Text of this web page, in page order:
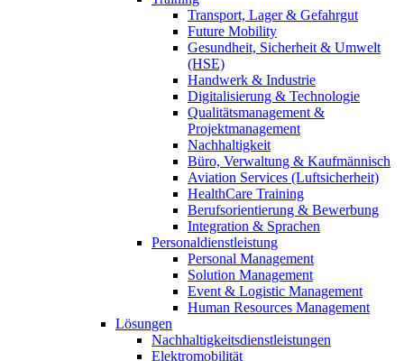
Transport, Lager & Gefahrgut
Future Mobility
Gesundheit, Sicherheit & Umwelt
(HSE)
Handwerk & Industrie
Digitalisierung & Technologie
Qualitätsmanagement &
Projektmanagement
Nachhaltigkeit
Büro, Verwaltung & Kaufmännisch
Aviation Services (Luftsicherheit)
HealthCare Training
Berufsorientierung & Bewerbung
Integration & Sprachen
Personaldienstleistung
Personal Management
Solution Management
Event & Logistic Management
Human Resources Management
Lösungen
Nachhaltigkeitsdienstleistungen
Elektromobilität